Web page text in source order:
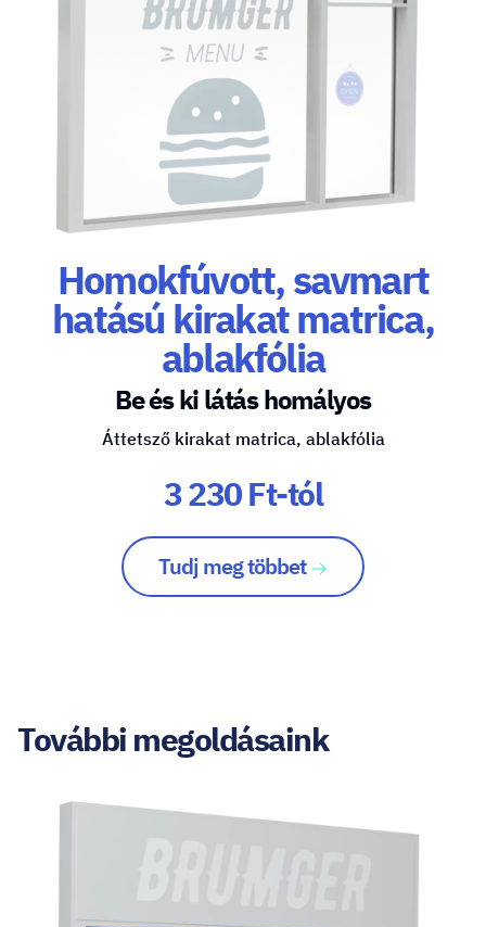
Homokfúvott, savmart
hatású kirakat matrica,
ablakfólia
Be és ki látás homályos
Áttetsző kirakat matrica, ablakfólia
3 230 Ft-tól
Tudj meg többet
További megoldásaink